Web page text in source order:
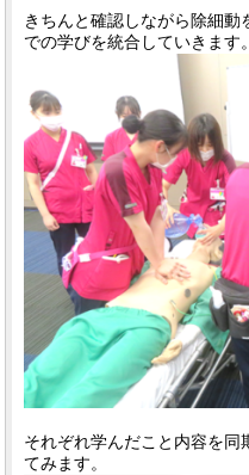
きちんと確認しながら除細動
での学びを統合していきます。
それぞれ学んだこと内容を同
てみます。